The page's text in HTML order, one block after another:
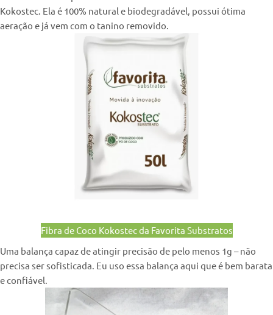
Kokostec. Ela é 100% natural e biodegradável, possui ótima
aeração e já vem com o tanino removido.
Fibra de Coco Kokostec da Favorita Substratos
Uma balança capaz de atingir precisão de pelo menos 1g – não
precisa ser sofisticada. Eu uso essa balança aqui que é bem barata
e confiável.